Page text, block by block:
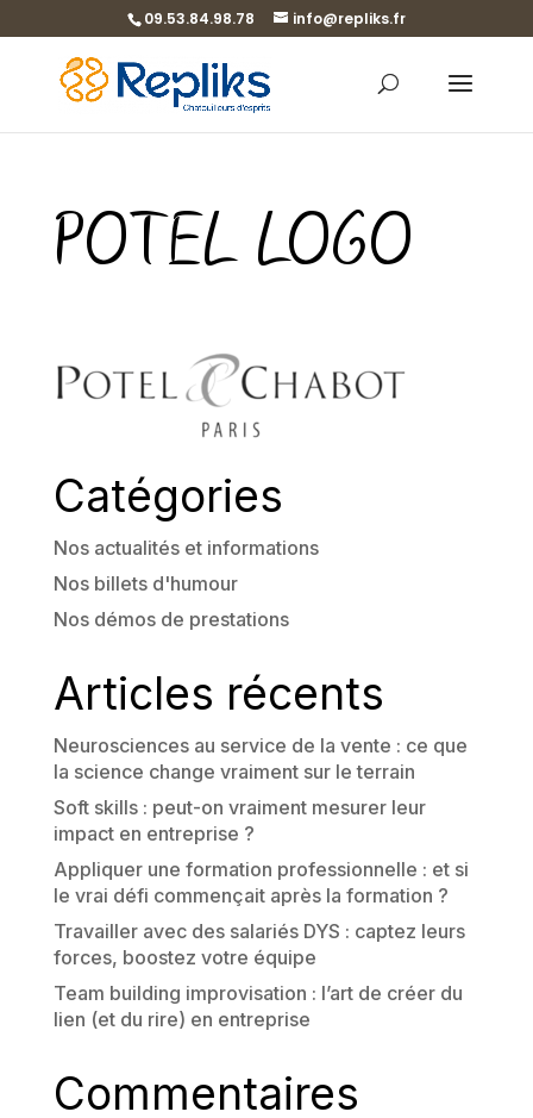
09.53.84.98.78 info@repliks.fr
POTEL LOGO
Catégories
Nos actualités et informations
Nos billets d'humour
Nos démos de prestations
Articles récents
Neurosciences au service de la vente : ce que
la science change vraiment sur le terrain
Soft skills : peut-on vraiment mesurer leur
impact en entreprise ?
Appliquer une formation professionnelle : et si
le vrai défi commençait après la formation ?
Travailler avec des salariés DYS : captez leurs
forces, boostez votre équipe
Team building improvisation : l’art de créer du
lien (et du rire) en entreprise
Commentaires